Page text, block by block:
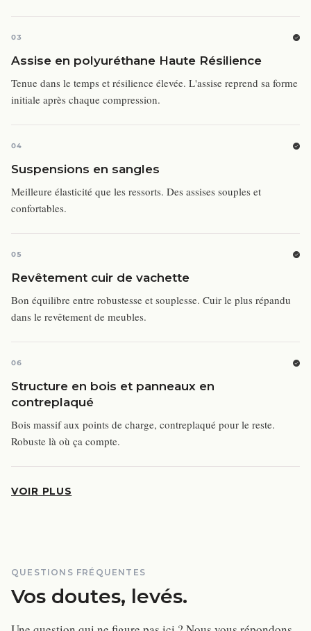
03
Assise en polyuréthane Haute Résilience
Tenue dans le temps et résilience élevée. L'assise reprend sa forme
initiale après chaque compression.
04
Suspensions en sangles
Meilleure élasticité que les ressorts. Des assises souples et
confortables.
05
Revêtement cuir de vachette
Bon équilibre entre robustesse et souplesse. Cuir le plus répandu
dans le revêtement de meubles.
06
Structure en bois et panneaux en
contreplaqué
Bois massif aux points de charge, contreplaqué pour le reste.
Robuste là où ça compte.
VOIR PLUS
QUESTIONS FRÉQUENTES
Vos doutes, levés.